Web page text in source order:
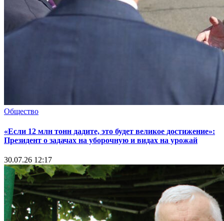
Общество
«Если 12 млн тонн дадите, это будет великое достижение»:
Президент о задачах на уборочную и видах на урожай
30.07.26 12:17